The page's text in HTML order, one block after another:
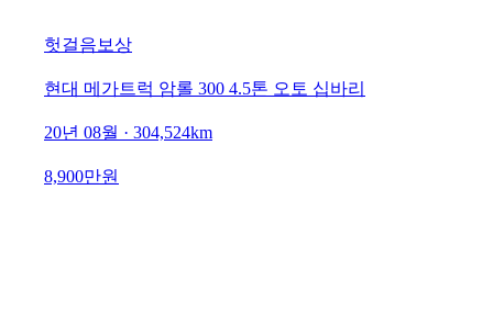
헛걸음보상
현대 메가트럭 암롤 300 4.5톤 오토 십바리
20년 08월 · 304,524km
8,900만원